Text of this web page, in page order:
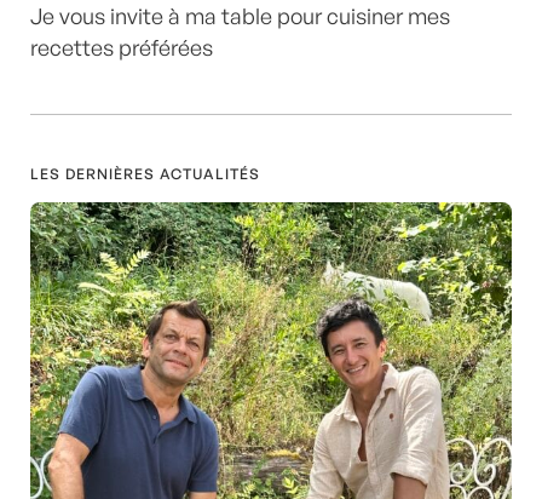
Je vous invite à ma table pour cuisiner mes
recettes préférées
LES DERNIÈRES ACTUALITÉS